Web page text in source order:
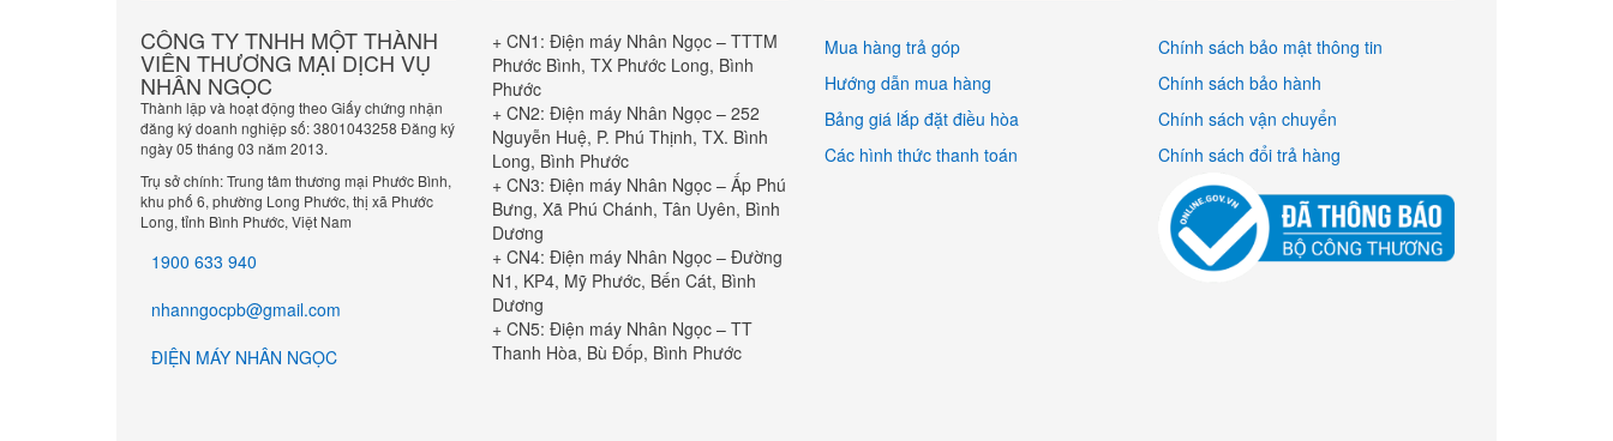
CÔNG TY TNHH MỘT THÀNH
VIÊN THƯƠNG MẠI DỊCH VỤ
NHÂN NGỌC
Thành lập và hoạt động theo Giấy chứng nhận
đăng ký doanh nghiệp số: 3801043258 Đăng ký
ngày 05 tháng 03 năm 2013.
Trụ sở chính: Trung tâm thương mại Phước Bình,
khu phố 6, phường Long Phước, thị xã Phước
Long, tỉnh Bình Phước, Việt Nam
1900 633 940
nhanngocpb@gmail.com
ĐIỆN MÁY NHÂN NGỌC
+ CN1: Điện máy Nhân Ngọc – TTTM
Phước Bình, TX Phước Long, Bình
Phước
+ CN2: Điện máy Nhân Ngọc – 252
Nguyễn Huệ, P. Phú Thịnh, TX. Bình
Long, Bình Phước
+ CN3: Điện máy Nhân Ngọc – Ấp Phú
Bưng, Xã Phú Chánh, Tân Uyên, Bình
Dương
+ CN4: Điện máy Nhân Ngọc – Đường
N1, KP4, Mỹ Phước, Bến Cát, Bình
Dương
+ CN5: Điện máy Nhân Ngọc – TT
Thanh Hòa, Bù Đốp, Bình Phước
Mua hàng trả góp
Hướng dẫn mua hàng
Bảng giá lắp đặt điều hòa
Các hình thức thanh toán
Chính sách bảo mật thông tin
Chính sách bảo hành
Chính sách vận chuyển
Chính sách đổi trả hàng